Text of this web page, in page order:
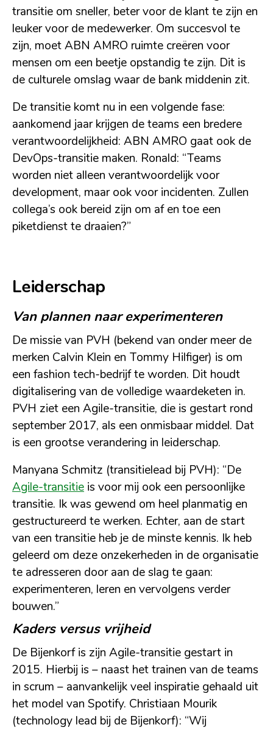
transitie om sneller, beter voor de klant te zijn en
leuker voor de medewerker. Om succesvol te
zijn, moet ABN AMRO ruimte creëren voor
mensen om een beetje opstandig te zijn. Dit is
de culturele omslag waar de bank middenin zit.
De transitie komt nu in een volgende fase:
aankomend jaar krijgen de teams een bredere
verantwoordelijkheid: ABN AMRO gaat ook de
DevOps-transitie maken. Ronald: “Teams
worden niet alleen verantwoordelijk voor
development, maar ook voor incidenten. Zullen
collega’s ook bereid zijn om af en toe een
piketdienst te draaien?”
Leiderschap
Van plannen naar experimenteren
De missie van PVH (bekend van onder meer de
merken Calvin Klein en Tommy Hilfiger) is om
een fashion tech-bedrijf te worden. Dit houdt
digitalisering van de volledige waardeketen in.
PVH ziet een Agile-transitie, die is gestart rond
september 2017, als een onmisbaar middel. Dat
is een grootse verandering in leiderschap.
Manyana Schmitz (transitielead bij PVH): “De
Agile-transitie is voor mij ook een persoonlijke
transitie. Ik was gewend om heel planmatig en
gestructureerd te werken. Echter, aan de start
van een transitie heb je de minste kennis. Ik heb
geleerd om deze onzekerheden in de organisatie
te adresseren door aan de slag te gaan:
experimenteren, leren en vervolgens verder
bouwen.”
Kaders versus vrijheid
De Bijenkorf is zijn Agile-transitie gestart in
2015. Hierbij is – naast het trainen van de teams
in scrum – aanvankelijk veel inspiratie gehaald uit
het model van Spotify. Christiaan Mourik
(technology lead bij de Bijenkorf): “Wij